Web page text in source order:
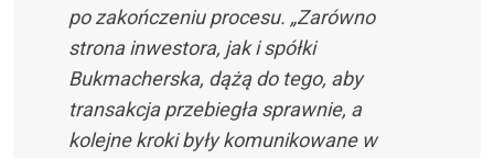
po zakończeniu procesu. „Zarówno
strona inwestora, jak i spółki
Bukmacherska, dążą do tego, aby
transakcja przebiegła sprawnie, a
kolejne kroki były komunikowane w